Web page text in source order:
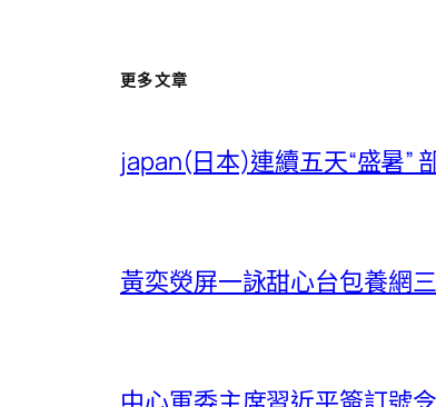
更多文章
japan(日本)連續五天“盛暑”
黃奕熒屏一詠甜心台包養網